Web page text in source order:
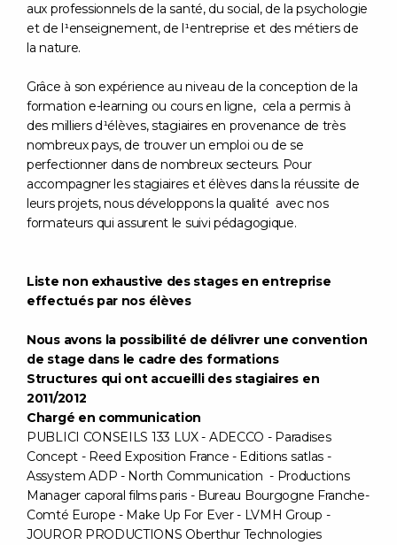
aux professionnels de la santé, du social, de la psychologie
et de l¹enseignement, de l¹entreprise et des métiers de
la nature.
Grâce à son expérience au niveau de la conception de la
formation e-learning ou cours en ligne, cela a permis à
des milliers d¹élèves, stagiaires en provenance de très
nombreux pays, de trouver un emploi ou de se
perfectionner dans de nombreux secteurs. Pour
accompagner les stagiaires et élèves dans la réussite de
leurs projets, nous développons la qualité avec nos
formateurs qui assurent le suivi pédagogique.
Liste non exhaustive des stages en entreprise
effectués par nos élèves
Nous avons la possibilité de délivrer une convention
de stage dans le cadre des formations
Structures qui ont accueilli des stagiaires en
2011/2012
Chargé en communication
PUBLICI CONSEILS 133 LUX - ADECCO - Paradises
Concept - Reed Exposition France - Editions satlas -
Assystem ADP - North Communication - Productions
Manager caporal films paris - Bureau Bourgogne Franche-
Comté Europe - Make Up For Ever - LVMH Group -
JOUROR PRODUCTIONS Oberthur Technologies